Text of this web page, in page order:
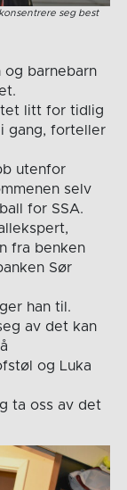
seg best
og barnebarn
litt for tidlig
gang, forteller
utenfor
selv
for SSA.
fra benken
Sør
han til.
av det kan
og Luka
ta oss av det